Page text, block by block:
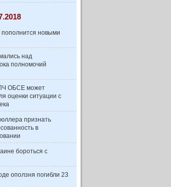
пополнится новыми
над
полномочий
ОБСЕ может
оценки ситуации с
признать
в
бороться с
оползня погибли 23